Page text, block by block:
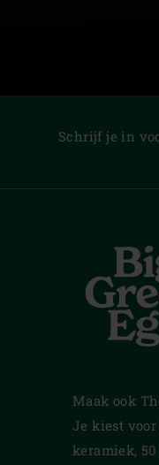
Schrijf je in
Maak ook
Je kiest
keramiek,